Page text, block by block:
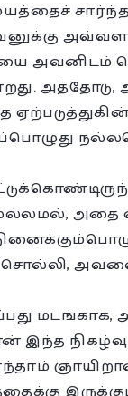
அவ்வளவு
அத்தோடு,
அதை
சொல்லி,
மடங்காக,
நிகழ்வு